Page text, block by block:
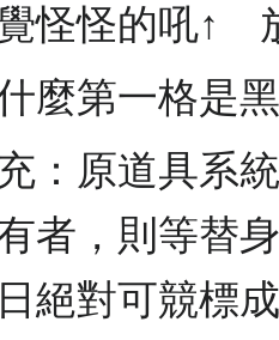
怪怪的吼↑
麼第一格是
：原道具系
者，則等替
絕對可競標